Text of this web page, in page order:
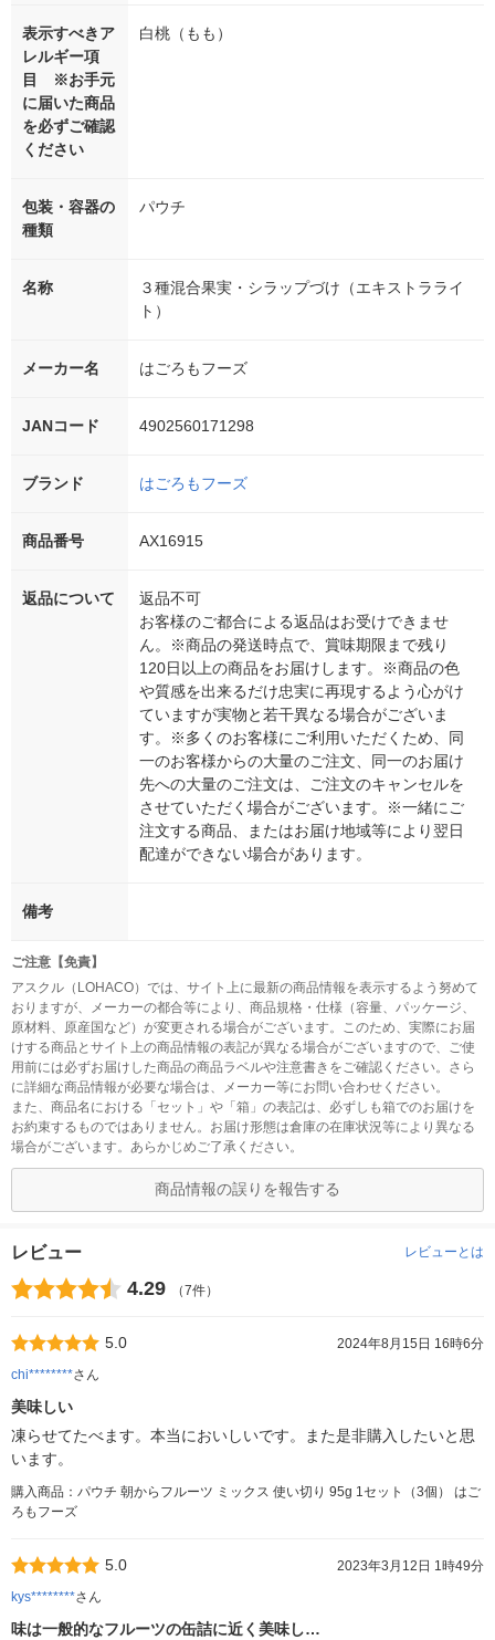
表示すべきア
レルギー項
目 ※お手元
に届いた商品
を必ずご確認
ください
白桃（もも）
包装・容器の
種類
パウチ
名称
３種混合果実・シラップづけ（エキストラライ
ト）
メーカー名 はごろもフーズ
JANコード 4902560171298
ブランド はごろもフーズ
商品番号 AX16915
返品について
返品不可
お客様のご都合による返品はお受けできませ
ん。※商品の発送時点で、賞味期限まで残り
120日以上の商品をお届けします。※商品の色
や質感を出来るだけ忠実に再現するよう心がけ
ていますが実物と若干異なる場合がございま
す。※多くのお客様にご利用いただくため、同
一のお客様からの大量のご注文、同一のお届け
先への大量のご注文は、ご注文のキャンセルを
させていただく場合がございます。※一緒にご
注文する商品、またはお届け地域等により翌日
配達ができない場合があります。
備考
ご注意【免責】
アスクル（LOHACO）では、サイト上に最新の商品情報を表示するよう努めて
おりますが、メーカーの都合等により、商品規格・仕様（容量、パッケージ、
原材料、原産国など）が変更される場合がございます。このため、実際にお届
けする商品とサイト上の商品情報の表記が異なる場合がございますので、ご使
用前には必ずお届けした商品の商品ラベルや注意書きをご確認ください。さら
に詳細な商品情報が必要な場合は、メーカー等にお問い合わせください。
また、商品名における「セット」や「箱」の表記は、必ずしも箱でのお届けを
お約束するものではありません。お届け形態は倉庫の在庫状況等により異なる
場合がございます。あらかじめご了承ください。
商品情報の誤りを報告する
レビュー レビューとは
4.29 （7件）
5.0
2024年8月15日 16時6分
chi********さん
美味しい
凍らせてたべます。本当においしいです。また是非購入したいと思
います。
購入商品：パウチ 朝からフルーツ ミックス 使い切り 95g 1セット（3個） はご
ろもフーズ
5.0
2023年3月12日 1時49分
kys********さん
味は一般的なフルーツの缶詰に近く美味し…